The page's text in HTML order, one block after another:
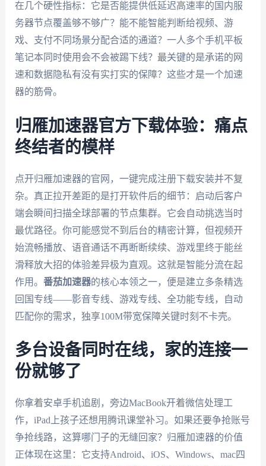
在几个硬性指标：它是否能提供低延迟高速率的国内服
务器节点覆盖够不够广？能不能智能判断给视频、游
戏、支付不同场景分配合适的通道？一人多个手机平板
笔记本同时使用会不会被踢下线？最关键的是承诺的网
速和数据隐私有没有实打实的保障？这些才是一个加速
器的筋骨。
归雁加速器官方下载体验：痛点
终结者的模样
点开归雁加速器的官网，一键完成注册下载安装并不复
杂。真正拉开差距的是打开软件后的细节：启动后客户
端会瞬间扫描全球部署的节点集群。它会自动挑选当时
最优路径。你可能感觉不到后台的精密计算，但视频开
始流畅播放、语音通话不再断断续续、游戏里终于能丝
滑释放大招的体验差异极为直观。这就是智能分流在起
作用。 番茄加速器的核心本领之一，便是建立多条精选
回国专线——影音专线、游戏专线、全功能专线，自动
匹配你的需求，独享100M带宽保障关键时刻不卡壳。
多台设备同时在线，家的连接一
份就够了
你拿着安卓手机追剧，旁边MacBook开着微信处理工
作，iPad上孩子还想用腾讯课堂补习。如果还要争抢账号
争抢线路，这算哪门子的无缝回家？归雁加速器的价值
正体现在这里：它支持Android、iOS、Windows、mac四